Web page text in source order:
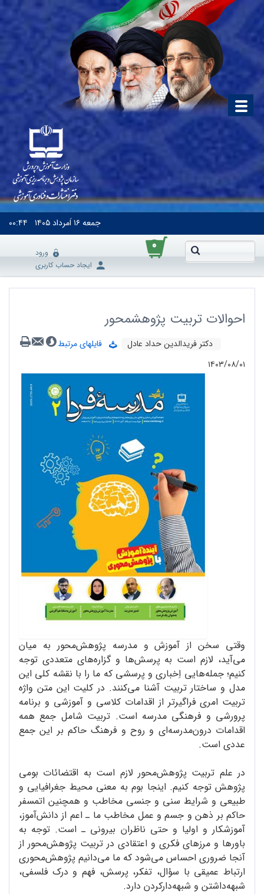
جمعه۱۶ اَمرداد ۱۴۰۵ ۰۰:۴۴
۰
ورود
ایجاد حساب کاربری
احوالات تربیت پژوهشمحور
دکتر فریدالدین حداد عادل
فایلهای مرتبط
۱۴۰۳/۰۸/۰۱
وقتی سخن از آموزش‌ و مدرسه پژوهش‌محور به میان
می‌آید، لازم است به پرسش‌ها و گزاره‌های متعددی توجه
کنیم؛ جمله‌هایی اِخباری و پرسشی که ما را با نقشه کلی این
مدل و ساختار تربیت آشنا می‌کنند. در کلیت این متن واژه
تربیت امری فراگیرتر از اقدامات کلاسی و آموزشی و برنامه
پرورشی و فرهنگی مدرسه است. تربیت شامل جمع همه
اقدامات درون‌مدرسه‌‌ای و روح و فرهنگ حاکم بر این جمع
عددی است.
در علم تربیت‌ پژوهش‌محور لازم است به اقتضائات بومی
پژوهش توجه کنیم. اینجا بوم به معنی محیط جغرافیایی و
طبیعی و شرایط سنی و جنسی مخاطب و همچنین اتمسفر
حاکم بر ذهن و جسم و عمل مخاطب ما ـ اعم از دانش‌آموز،
آموزشکار و اولیا و حتی ناظران بیرونی ـ است. توجه به
باورها و مرزهای فکری و اعتقادی در تربیت پژوهش‌محور از
آنجا ضروری احساس می‌شود که ما می‌دانیم پژوهش‌محوری
ارتباط عمیقی با سؤال، تفکر، پرسش، فهم و درک فلسفی،
شبهه‌داشتن و شبهه‌دارکردن دارد.